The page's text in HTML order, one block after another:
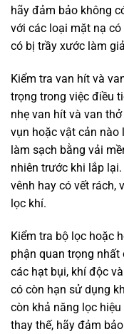
hãy đảm bảo không
với các loại mặt nạ
có bị trầy xước làm
Kiểm tra van hít và
trọng trong việc điều
nhẹ van hít và van
vụn hoặc vật cản nào
làm sạch bằng vải
nhiên trước khi lắp
vênh hay có vết rách,
lọc khí.
Kiểm tra bộ lọc hoặc
phận quan trọng
các hạt bụi, khí độc
có còn hạn sử dụng
còn khả năng lọc
thay thế, hãy đảm